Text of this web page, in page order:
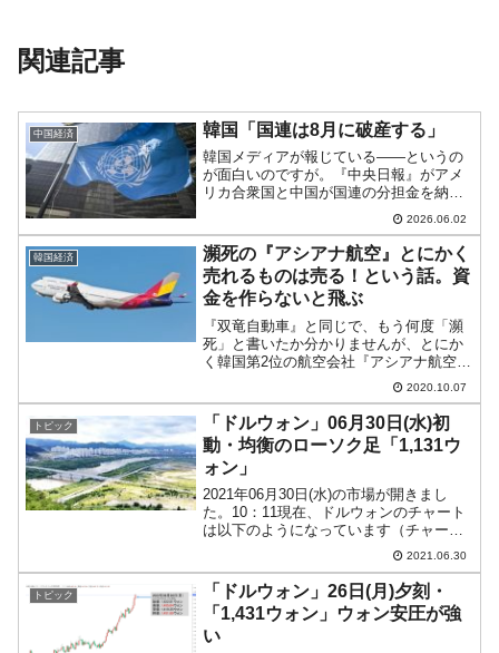
関連記事
中国経済 韓国「国連は8月に破産する」
韓国メディアが報じている――というの
が面白いのですが。『中央日報』がアメ
リカ合衆国と中国が国連の分担金を納付
しないので、早ければ2026年08月にも立
ち行かなくなる――という記事を出して
います。以下に記事から一部を引きま
す。国際連合（UN）...
2026.06.02
韓国経済
瀕死の『アシアナ航空』とにかく
売れるものは売る！という話。資
金を作らないと飛ぶ
『双竜自動車』と同じで、もう何度「瀕
死」と書いたか分かりませんが、とにか
く韓国第2位の航空会社『アシアナ航空』
の件です。買収話が不調に終わったた
め、めでたく債権団管理となりました
が、それで瀕死状態がどうにかなったわ
けではありません（会社がと...
2020.10.07
トピック
「ドルウォン」06月30日(水)初
動・均衡のローソク足「1,131ウ
ォン」
2021年06月30日(水)の市場が開きまし
た。10：11現在、ドルウォンのチャート
は以下のようになっています（チャート
は『Investing.com』より引用）。ローソ
ク足の実体部分がほとんどありません。
現在のところ「1ドル＝1,131ウ...
2021.06.30
トピック
「ドルウォン」26日(月)夕刻・
「1,431ウォン」ウォン安圧が強
い